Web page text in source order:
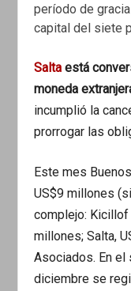
período de
capital del siete
Salta está
moneda
incumplió la
prorrogar las
Este mes
US$9 millones
complejo: Kicillof
millones; Salta,
Asociados. En
diciembre se